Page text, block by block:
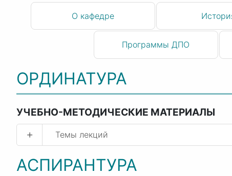
О кафедре
Программы ДПО
ОРДИНАТУРА
УЧЕБНО-МЕТОДИЧЕСКИЕ МАТЕРИАЛЫ
+ Темы лекций
АСПИРАНТУРА